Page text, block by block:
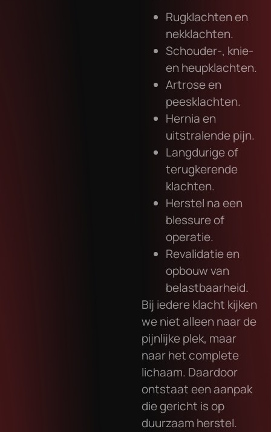
Rugklachten en
nekklachten.
Schouder-, knie-
en heupklachten.
Artrose en
peesklachten.
Hernia en
uitstralende pijn.
Langdurige of
terugkerende
klachten.
Herstel na een
blessure of
operatie.
Revalidatie en
opbouw van
belastbaarheid.
Bij iedere klacht kijken
we niet alleen naar de
pijnlijke plek, maar
naar het complete
lichaam. Daardoor
ontstaat een aanpak
die gericht is op
duurzaam herstel.